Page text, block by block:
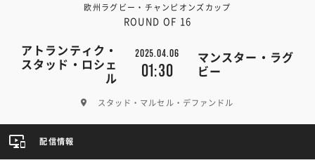
欧州ラグビー・チャンピオンズカップ
ROUND OF 16
アトランティク・
スタッド・ロシェ
ル
2025.04.06
01:30
マンスター・ラグ
ビー
スタッド・マルセル・デファンドル
配信情報